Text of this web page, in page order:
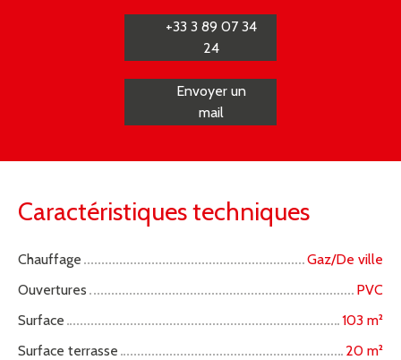
+33 3 89 07 34
24
Envoyer un
mail
Caractéristiques techniques
Chauffage
Gaz/De ville
Ouvertures
PVC
Surface
103 m²
Surface terrasse
20 m²